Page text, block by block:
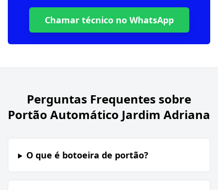
Chamar técnico no WhatsApp
Perguntas Frequentes sobre
Portão Automático Jardim Adriana
O que é botoeira de portão?